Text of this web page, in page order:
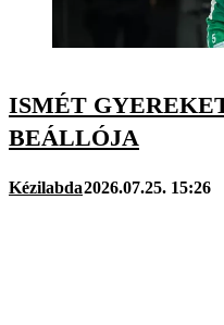
ISMÉT
BEÁLLÓJA
Kézilabda2026.07.25. 15:26